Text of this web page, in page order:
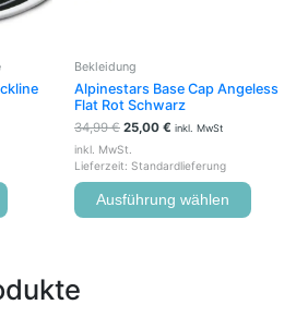
Bekleidung
Alpinestars Base Cap Angeless
Flat Rot Schwarz
34,99€ 25,00 € inkl. MwSt
inkl. MwSt.
Lieferzeit: Standardlieferung
Ausführung wählen
gewählt